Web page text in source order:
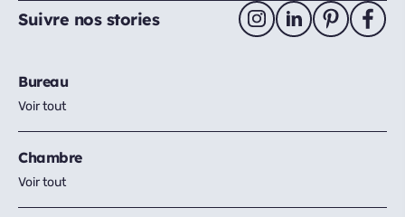
Suivre nos stories
Bureau
Voir tout
Chambre
Voir tout